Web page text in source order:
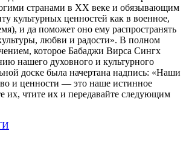
странами в XX веке и обязывающим
культурных ценностей как в военное,
и да поможет оно ему распространять
любви и радости». В полном
которое Бабаджи Вирса Сингх
нашего духовного и культурного
доске была начертана надпись: «Наши
и ценности — это наше истинное
их, чтите их и передавайте следующим